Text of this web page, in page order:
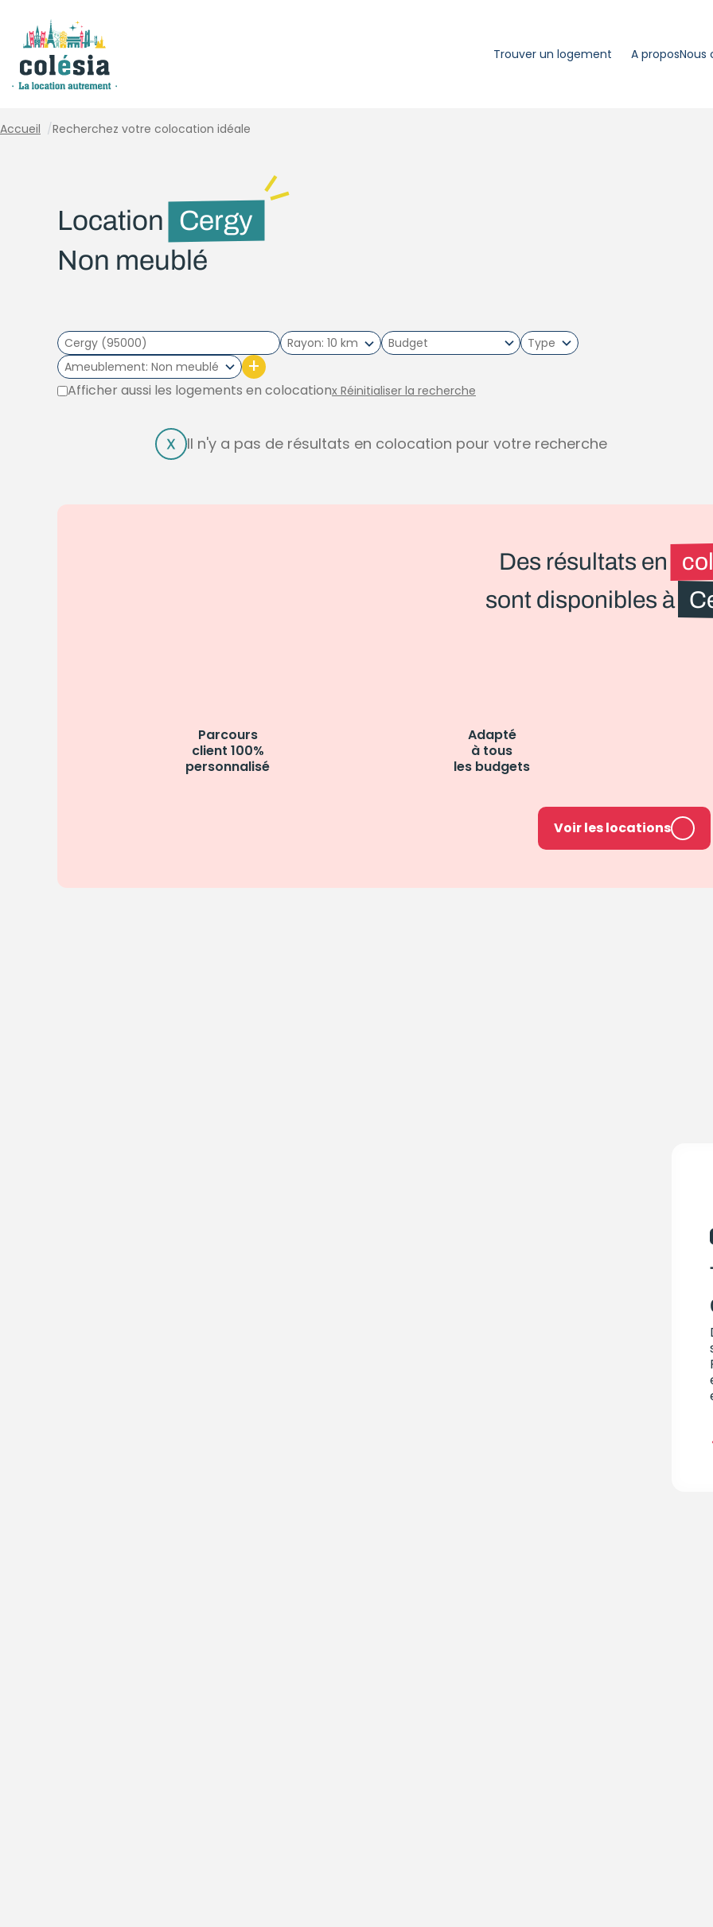
Trouver un logement A proposNous
Accueil /Recherchez votre colocation idéale
Location Cergy
Non meublé
Rayon 10 km
Type
Ameublement Non meublé +
Afficher aussi les logements en colocationx Réinitialiser la recherche
Il n'y a pas de résultats en colocation pour votre recherche
Des résultats en
sont disponibles à
Parcours
client 100%
personnalisé
Adapté
à tous
les budgets
Voir les locations